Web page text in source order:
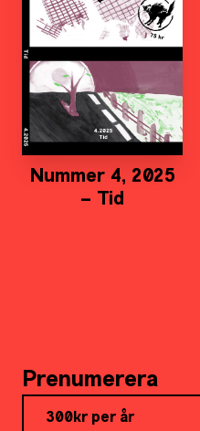
Nummer 4, 2025
– Tid
Prenumerera
300kr per år